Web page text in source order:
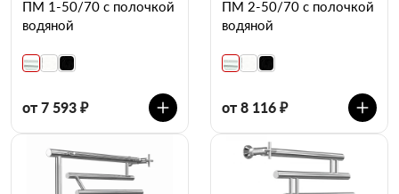
ПМ 1-50/70 с полочкой
водяной
от 7 593 ₽
ПМ 2-50/70 с полочкой
водяной
от 8 116 ₽